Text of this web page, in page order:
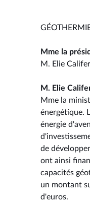
Mme la
M. Elie
M. Elie
Mme la
énergétique.
énergie
de
ont ainsi
capacités
un montant
d'euros.